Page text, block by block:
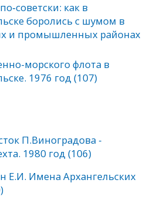
как в
боролись с шумом в
и промышленных районах
морского флота в
1976 год (107)
П.Виноградова -
1980 год (106)
Е.И. Имена Архангельских